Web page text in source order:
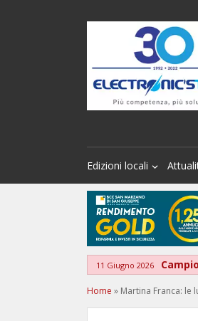
Edizioni locali
11 Giugno 2026
Home » Martina Franca: